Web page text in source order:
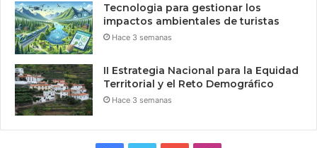
Tecnologia para gestionar los
impactos ambientales de turistas
Hace 3 semanas
II Estrategia Nacional para la Equidad
Territorial y el Reto Demográfico
Hace 3 semanas